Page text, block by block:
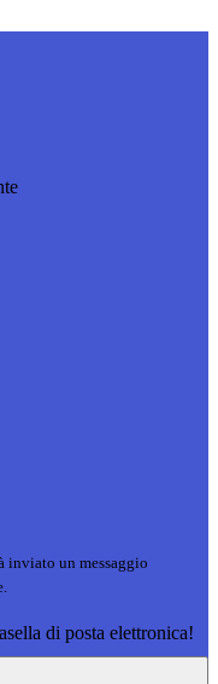
inviato un messaggio
di posta elettronica!